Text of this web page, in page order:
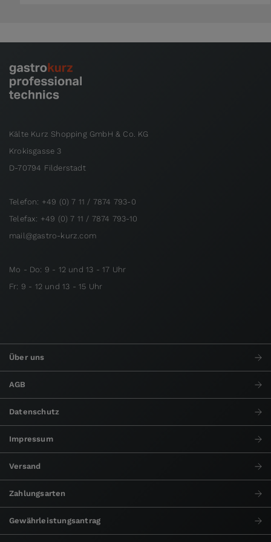
Kälte Kurz Shopping GmbH & Co. KG
Krokisgasse 3
D-70794 Filderstadt
Telefon: +49 (0) 7 11 / 7874 793-0
Telefax: +49 (0) 7 11 / 7874 793-10
mail@gastro-kurz.com
Mo - Do: 9 - 12 und 13 - 17 Uhr
Fr: 9 - 12 und 13 - 15 Uhr
Über uns
AGB
Datenschutz
Impressum
Versand
Zahlungsarten
Gewährleistungsantrag